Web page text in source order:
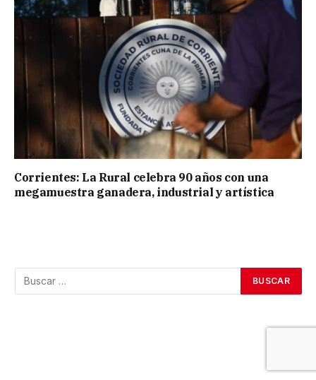
Corrientes: La Rural celebra 90 años con una
megamuestra ganadera, industrial y artística